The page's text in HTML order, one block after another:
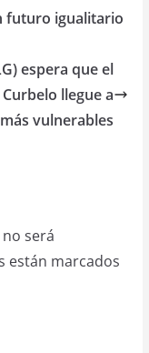
futuro igualitario
espera que el
llegue a
vulnerables
será
están marcados